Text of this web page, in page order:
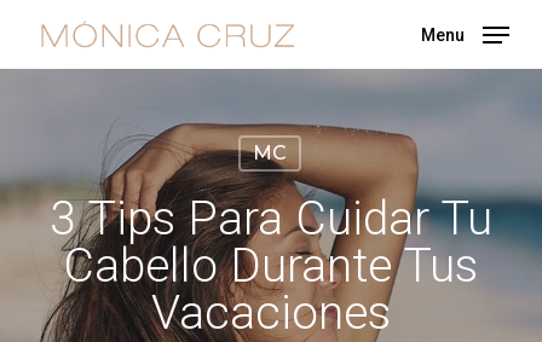
Menu
MC
3 Tips Para Cuidar Tu
Cabello Durante Tus
Vacaciones